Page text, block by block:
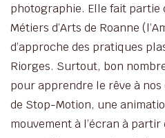
photographie. Elle fait partie
Métiers d’Arts de Roanne
d’approche des pratiques
Riorges. Surtout, bon
pour apprendre le rêve à
de Stop-Motion, une
mouvement à l’écran à partir